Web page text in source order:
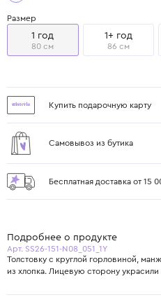
Размер
1 год
80 см
1+ год
86 см
Купить подарочную карту
Самовывоз из бутика
Бесплатная доставка от 15
Подробнее о продукте
Арт. SS26-151-N08_051_1Y
Толстовку с круглой горловиной,
из хлопка. Лицевую сторону